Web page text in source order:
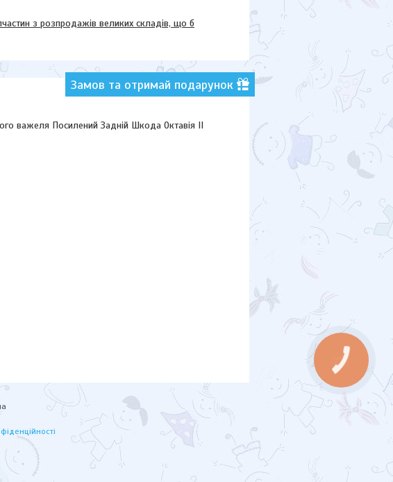
з розпродажів великих складів, що б
Замов та отримай подарунок
важеля Посилений Задній Шкода Октавія II